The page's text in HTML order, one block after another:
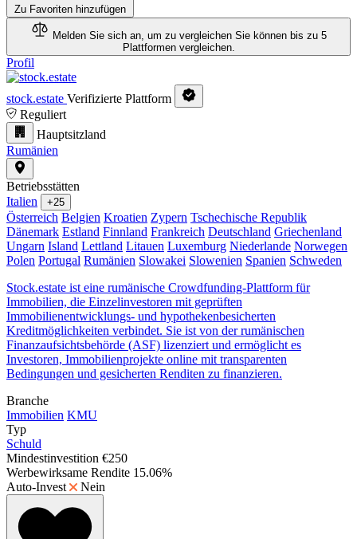
Zu Favoriten hinzufügen
Melden Sie sich an, um zu vergleichen Sie können bis zu 5
Plattformen vergleichen.
Profil
stock.estate Verifizierte Plattform
Reguliert
Hauptsitzland
Rumänien
Betriebsstätten
Italien
+25
Österreich Belgien Kroatien Zypern Tschechische Republik
Dänemark Estland Finnland Frankreich Deutschland Griechenland
Ungarn Island Lettland Litauen Luxemburg Niederlande Norwegen
Polen Portugal Rumänien Slowakei Slowenien Spanien Schweden
Stock.estate ist eine rumänische Crowdfunding-Plattform für
Immobilien, die Einzelinvestoren mit geprüften
Immobilienentwicklungs- und hypothekenbesicherten
Kreditmöglichkeiten verbindet. Sie ist von der rumänischen
Finanzaufsichtsbehörde (ASF) lizenziert und ermöglicht es
Investoren, Immobilienprojekte online mit transparenten
Bedingungen und gesicherten Renditen zu finanzieren.
Branche
Immobilien KMU
Typ
Schuld
Mindestinvestition €250
Werbewirksame Rendite 15.06%
Auto-Invest
Nein